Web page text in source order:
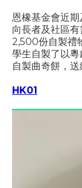
恩橡基金會近
向長者及社區
2,500份自製禮
學生自製了以
自製曲奇餅，
HK01